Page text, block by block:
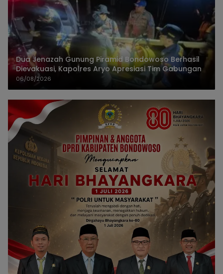
Dua Jenazah Gunung Piramid Bondowoso Berhasil
Dievakuasi, Kapolres Aryo Apresiasi Tim Gabungan
06/08/2026